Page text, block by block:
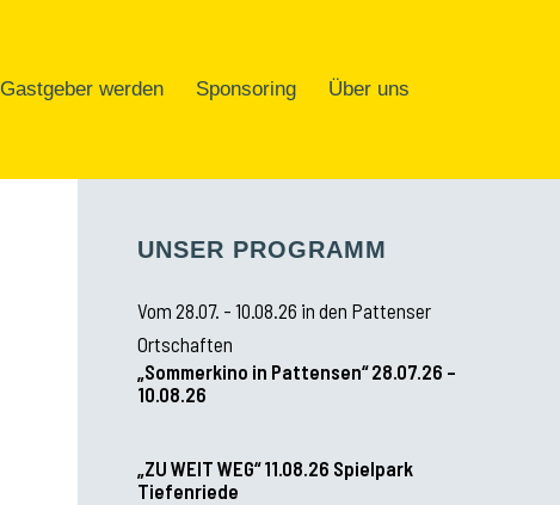
Gastgeber werden Sponsoring Über uns
UNSER PROGRAMM
Vom 28.07. - 10.08.26 in den Pattenser
Ortschaften
„Sommerkino in Pattensen“ 28.07.26 –
10.08.26
„ZU WEIT WEG“ 11.08.26 Spielpark
Tiefenriede